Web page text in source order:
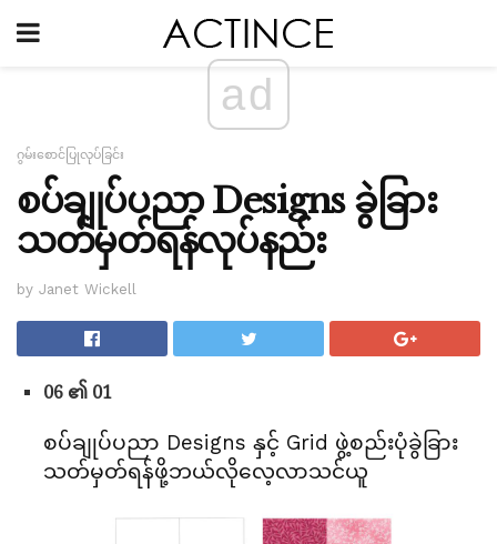
ad
ဂွမ်းစောင်ပြုလုပ်ခြင်း
စပ်ချုပ်ပညာ Designs ခွဲခြား
သတ်မှတ်ရန်လုပ်နည်း
by Janet Wickell
06 ၏ 01
စပ်ချုပ်ပညာ Designs နှင့် Grid ဖွဲ့စည်းပုံခွဲခြား
သတ်မှတ်ရန်ဖို့ဘယ်လိုလေ့လာသင်ယူ